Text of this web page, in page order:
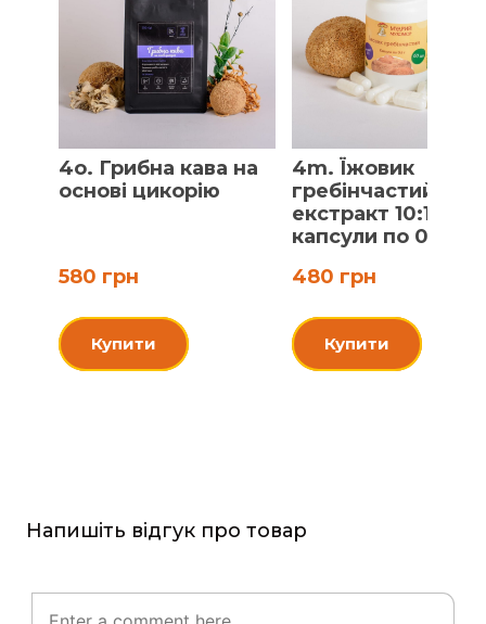
4o. Грибна кава на
основі цикорію
580 грн
Купити
4m. Їжовик
гребінчастий,
екстракт 10:1,
капсули по 0.5 г
480 грн
Купити
Напишіть відгук про товар